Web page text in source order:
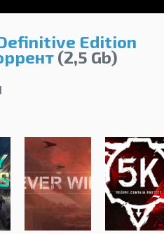
Edition
(2,5 Gb)